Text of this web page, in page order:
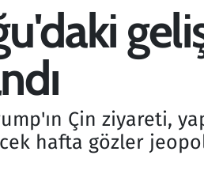
Çin ziyareti,
hafta gözler